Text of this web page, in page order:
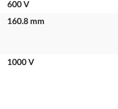
600 V
160.8 mm
1000 V